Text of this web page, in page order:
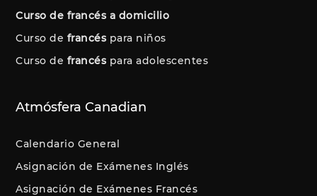
Curso de francés a domicilio
Curso de francéspara niños
Curso de francéspara adolescentes
Atmósfera Canadian
Calendario General
Asignación de Exámenes Inglés
Asignación de Exámenes Francés